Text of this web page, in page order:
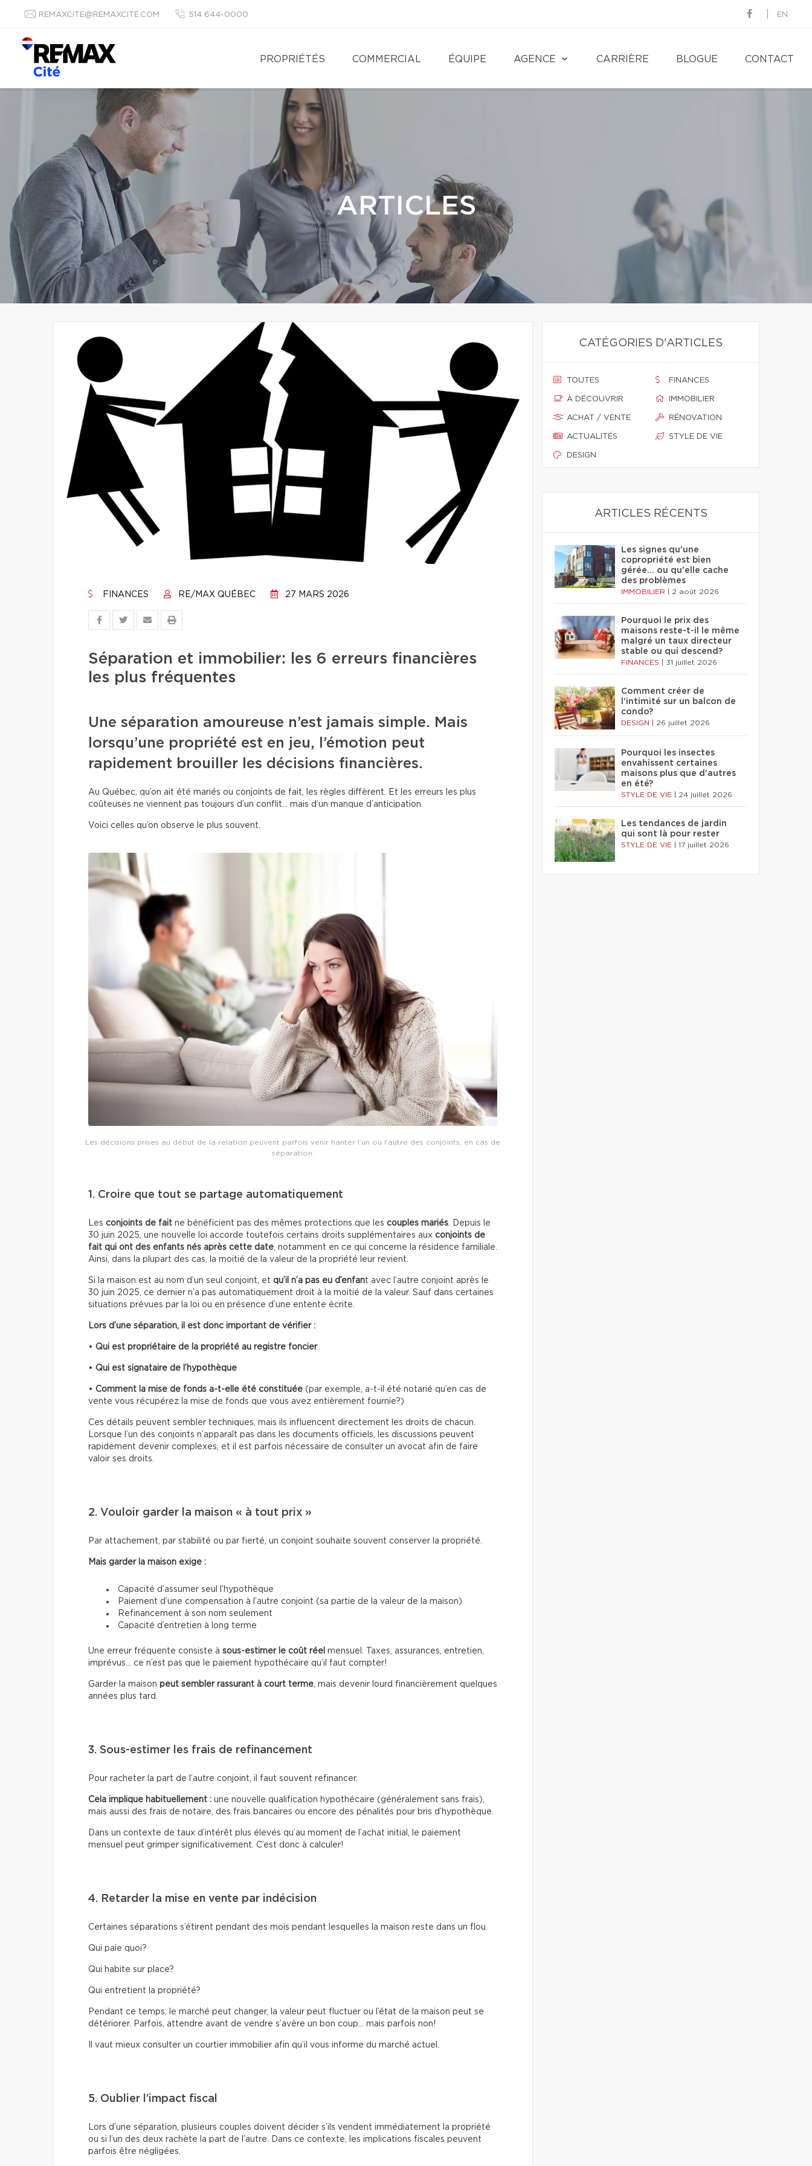
REMAXCITE@REMAXCITE.COM 514 644-0000 EN
PROPRIÉTÉS COMMERCIAL ÉQUIPE AGENCE CARRIÈRE BLOGUE CONTACT
ARTICLES
FINANCES RE/MAX QUÉBEC 27 MARS 2026
Séparation et immobilier: les 6 erreurs financières
les plus fréquentes
Une séparation amoureuse n’est jamais simple. Mais
lorsqu’une propriété est en jeu, l’émotion peut
rapidement brouiller les décisions financières.
Au Québec, qu’on ait été mariés ou conjoints de fait, les règles diffèrent. Et les erreurs les plus
coûteuses ne viennent pas toujours d’un conflit… mais d’un manque d’anticipation.
Voici celles qu’on observe le plus souvent.
Les décisions prises au début de la relation peuvent parfois venir hanter l’un ou l’autre des conjoints, en cas de
séparation.
1. Croire que tout se partage automatiquement
Les conjoints de fait ne bénéficient pas des mêmes protections que les couples mariés . Depuis le
30 juin 2025, une nouvelle loi accorde toutefois certains droits supplémentaires aux conjoints de
fait qui ont des enfants nés après cette date , notamment en ce qui concerne la résidence familiale.
Ainsi, dans la plupart des cas, la moitié de la valeur de la propriété leur revient.
Si la maison est au nom d’un seul conjoint, et qu’il n’a pas eu d’enfant avec l’autre conjoint après le
30 juin 2025, ce dernier n’a pas automatiquement droit à la moitié de la valeur. Sauf dans certaines
situations prévues par la loi ou en présence d’une entente écrite.
Lors d’une séparation, il est donc important de vérifier :
• Qui est propriétaire de la propriété au registre foncier
• Qui est signataire de l’hypothèque
• Comment la mise de fonds a-t-elle été constituée (par exemple, a-t-il été notarié qu’en cas de
vente vous récupérez la mise de fonds que vous avez entièrement fournie?)
Ces détails peuvent sembler techniques, mais ils influencent directement les droits de chacun.
Lorsque l’un des conjoints n’apparaît pas dans les documents officiels, les discussions peuvent
rapidement devenir complexes, et il est parfois nécessaire de consulter un avocat afin de faire
valoir ses droits.
2. Vouloir garder la maison « à tout prix »
Par attachement, par stabilité ou par fierté, un conjoint souhaite souvent conserver la propriété.
Mais garder la maison exige :
Capacité d’assumer seul l’hypothèque
Paiement d’une compensation à l’autre conjoint (sa partie de la valeur de la maison)
Refinancement à son nom seulement
Capacité d’entretien à long terme
Une erreur fréquente consiste à sous-estimer le coût réel mensuel. Taxes, assurances, entretien,
imprévus… ce n’est pas que le paiement hypothécaire qu’il faut compter!
Garder la maison peut sembler rassurant à court terme , mais devenir lourd financièrement quelques
années plus tard.
3. Sous-estimer les frais de refinancement
Pour racheter la part de l’autre conjoint, il faut souvent refinancer.
Cela implique habituellement : une nouvelle qualification hypothécaire (généralement sans frais),
mais aussi des frais de notaire, des frais bancaires ou encore des pénalités pour bris d’hypothèque.
Dans un contexte de taux d’intérêt plus élevés qu’au moment de l’achat initial, le paiement
mensuel peut grimper significativement. C’est donc à calculer!
4. Retarder la mise en vente par indécision
Certaines séparations s’étirent pendant des mois pendant lesquelles la maison reste dans un flou.
Qui paie quoi?
Qui habite sur place?
Qui entretient la propriété?
Pendant ce temps, le marché peut changer, la valeur peut fluctuer ou l’état de la maison peut se
détériorer. Parfois, attendre avant de vendre s’avère un bon coup… mais parfois non!
Il vaut mieux consulter un courtier immobilier afin qu’il vous informe du marché actuel.
5. Oublier l’impact fiscal
Lors d’une séparation, plusieurs couples doivent décider s’ils vendent immédiatement la propriété
ou si l’un des deux rachète la part de l’autre. Dans ce contexte, les implications fiscales peuvent
parfois être négligées.
CATÉGORIES D'ARTICLES
TOUTES
À DÉCOUVRIR
ACHAT / VENTE
ACTUALITÉS
DESIGN
FINANCES
IMMOBILIER
RÉNOVATION
STYLE DE VIE
ARTICLES RÉCENTS
Les signes qu'une
copropriété est bien
gérée… ou qu'elle cache
des problèmes
IMMOBILIER 2 août 2026
Pourquoi le prix des
maisons reste-t-il le même
malgré un taux directeur
stable ou qui descend?
FINANCES 31 juillet 2026
Comment créer de
l'intimité sur un balcon de
condo?
DESIGN 26 juillet 2026
Pourquoi les insectes
envahissent certaines
maisons plus que d'autres
en été?
STYLE DE VIE 24 juillet 2026
Les tendances de jardin
qui sont là pour rester
STYLE DE VIE 17 juillet 2026